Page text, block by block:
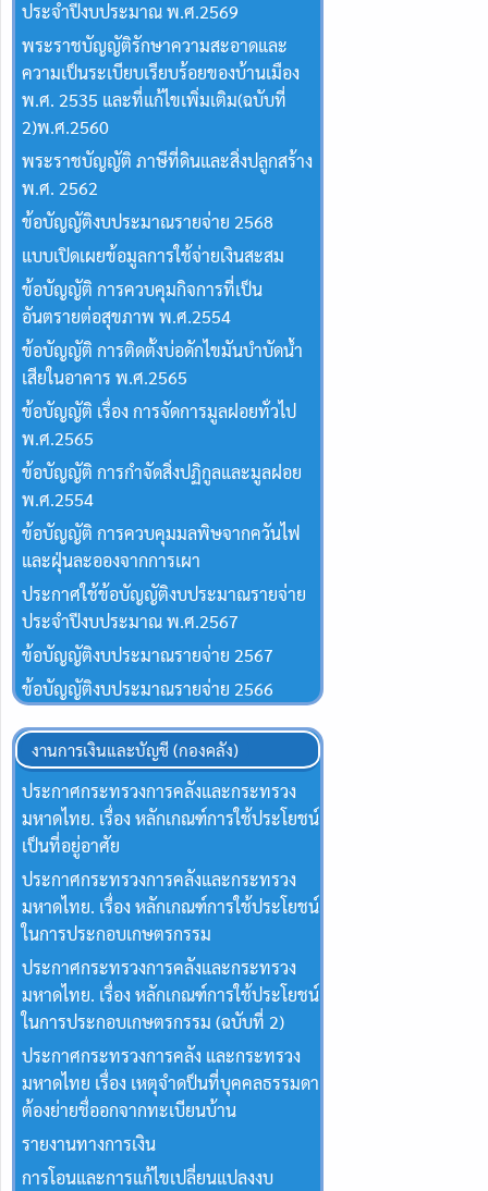
ประจำปีงบประมาณ พ.ศ.2569
พระราชบัญญัติรักษาความสะอาดและ
ความเป็นระเบียบเรียบร้อยของบ้านเมือง
พ.ศ. 2535 และที่แก้ไขเพิ่มเติม(ฉบับที่
2)พ.ศ.2560
พระราชบัญญัติ ภาษีที่ดินและสิ่งปลูกสร้าง
พ.ศ. 2562
ข้อบัญญัติงบประมาณรายจ่าย 2568
แบบเปิดเผยข้อมูลการใช้จ่ายเงินสะสม
ข้อบัญญัติ การควบคุมกิจการที่เป็น
อันตรายต่อสุขภาพ พ.ศ.2554
ข้อบัญญัติ การติดตั้งบ่อดักไขมันบำบัดน้ำ
เสียในอาคาร พ.ศ.2565
ข้อบัญญัติ เรื่อง การจัดการมูลฝอยทั่วไป
พ.ศ.2565
ข้อบัญญัติ การกำจัดสิ่งปฏิกูลและมูลฝอย
พ.ศ.2554
ข้อบัญญัติ การควบคุมมลพิษจากควันไฟ
และฝุ่นละอองจากการเผา
ประกาศใช้ข้อบัญญัติงบประมาณรายจ่าย
ประจำปีงบประมาณ พ.ศ.2567
ข้อบัญญัติงบประมาณรายจ่าย 2567
ข้อบัญญัติงบประมาณรายจ่าย 2566
งานการเงินและบัญชี (กองคลัง)
ประกาศกระทรวงการคลังและกระทรวง
มหาดไทย. เรื่อง หลักเกณฑ์การใช้ประโยชน์
เป็นที่อยู่อาศัย
ประกาศกระทรวงการคลังและกระทรวง
มหาดไทย. เรื่อง หลักเกณฑ์การใช้ประโยชน์
ในการประกอบเกษตรกรรม
ประกาศกระทรวงการคลังและกระทรวง
มหาดไทย. เรื่อง หลักเกณฑ์การใช้ประโยชน์
ในการประกอบเกษตรกรรม (ฉบับที่ 2)
ประกาศกระทรวงการคลัง และกระทรวง
มหาดไทย เรื่อง เหตุจำดป็นที่บุคคลธรรมดา
ต้องย่ายชื่ออกจากทะเบียนบ้าน
รายงานทางการเงิน
การโอนและการแก้ไขเปลี่ยนแปลงงบ